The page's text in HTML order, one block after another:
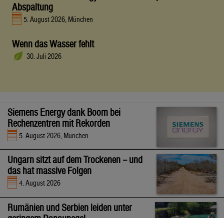
Abspaltung
5. August 2026, München
Wenn das Wasser fehlt
30. Juli 2026
Siemens Energy dank Boom bei
Rechenzentren mit Rekorden
5. August 2026, München
Ungarn sitzt auf dem Trockenen – und
das hat massive Folgen
4. August 2026
Rumänien und Serbien leiden unter